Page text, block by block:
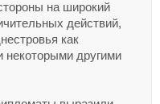
на широкий
действий,
как
некоторыми другими